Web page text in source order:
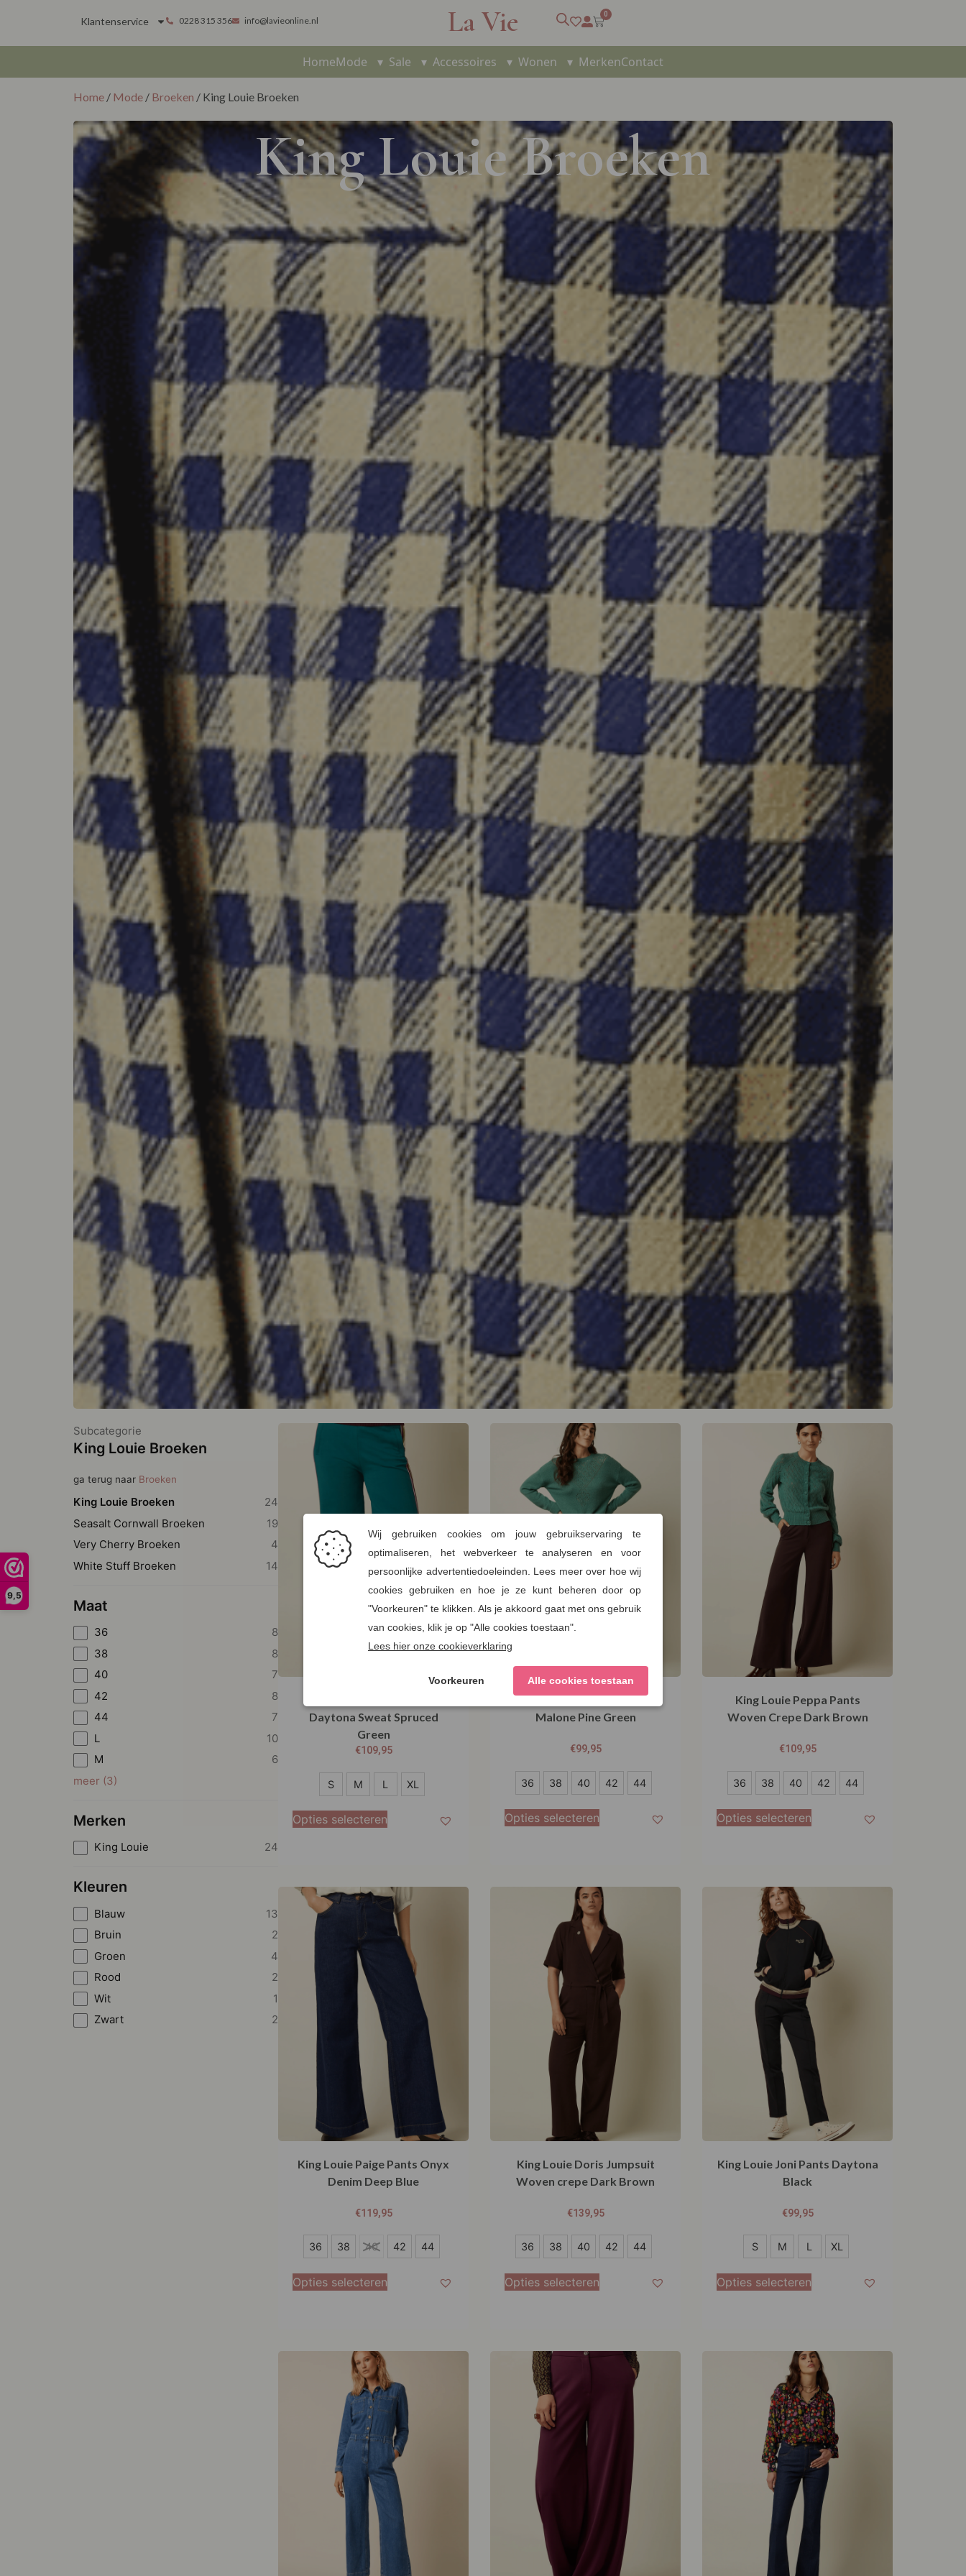
9,5
Klantenservice 0228 315 356 info@lavieonline.nl La Vie 0
HomeMode ▾ Sale ▾ Accessoires ▾ Wonen ▾ MerkenContact
Home / Mode / Broeken / King Louie Broeken
King Louie Broeken
Subcategorie
King Louie Broeken
ga terug naar Broeken
King Louie Broeken
24
Seasalt Cornwall Broeken
19
Very Cherry Broeken
4
White Stuff Broeken
14
Maat
36
8
38
8
40
7
42
8
44
7
L
10
M
6
meer (3)
Merken
King Louie 24
Kleuren
Blauw
13
Bruin
2
Groen
4
Rood
2
Wit
1
Zwart
2
Daytona Sweat Spruced
Green
€109,95
M
S M L XL
Opties selecteren
King Louie Cinzia Pants
Malone Pine Green
€99,95
36
38
44
36 38 40 42 44
Opties selecteren
King Louie Peppa Pants
Woven Crepe Dark Brown
€109,95
36
38
36 38 40 42 44
Opties selecteren
King Louie Paige Pants Onyx
Denim Deep Blue
€119,95
36
38
44
36 38 40 42 44
Opties selecteren
King Louie Doris Jumpsuit
Woven crepe Dark Brown
€139,95
36
38
36 38 40 42 44
Opties selecteren
King Louie Joni Pants Daytona
Black
€99,95
M
S M L XL
Opties selecteren